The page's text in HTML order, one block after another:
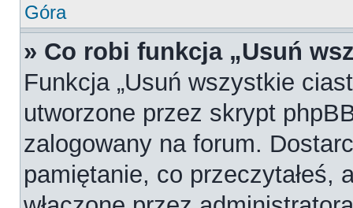
Góra
» Co robi funkcja „Usuń
Funkcja „Usuń wszystkie
utworzone przez skrypt
zalogowany na forum.
pamiętanie, co przeczytałeś,